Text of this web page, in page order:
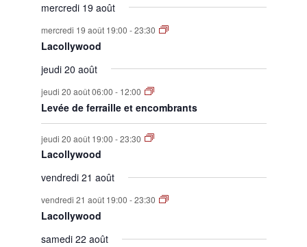
mercredi 19 août
mercredi 19 août 19:00 -23:30
Lacollywood
jeudi 20 août
jeudi 20 août 06:00 - 12:00
Levée de ferraille et encombrants
jeudi 20 août 19:00 -23:30
Lacollywood
vendredi 21 août
vendredi 21 août 19:00 -23:30
Lacollywood
samedi 22 août